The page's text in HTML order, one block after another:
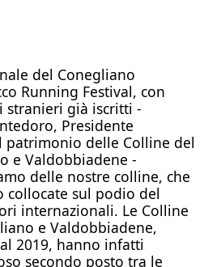
del Conegliano
Running Festival, con
stranieri già iscritti -
Presidente
patrimonio delle Colline del
e Valdobbiadene -
delle nostre colline, che
collocate sul podio del
internazionali. Le Colline
e Valdobbiadene,
2019, hanno infatti
secondo posto tra le